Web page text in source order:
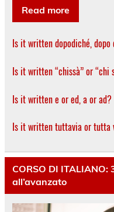
Read more
Is it written dopodiché,
Is it written “chissà” or “chi
Is it written e or ed, a or ad?
Is it written tuttavia or tutta
CORSO DI
all’avanzato